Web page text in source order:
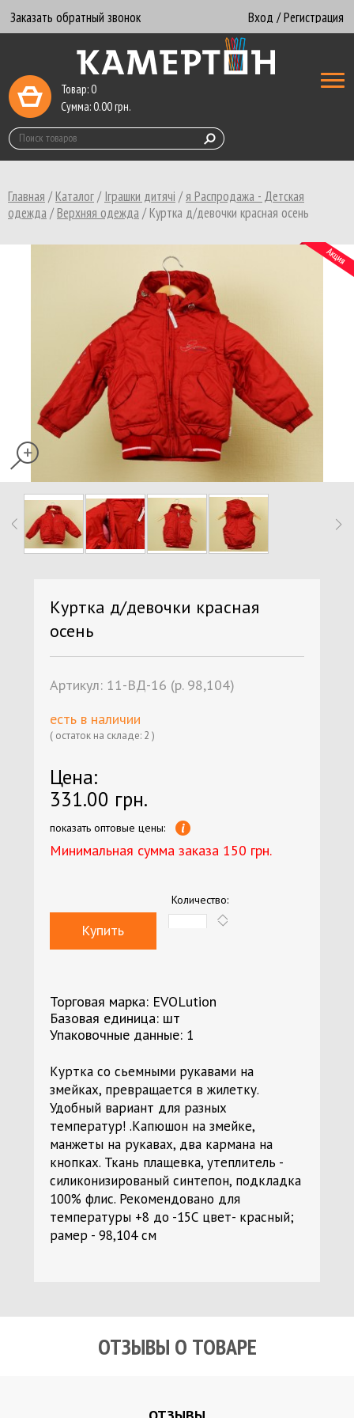
Заказать обратный звонок Вход / Регистрация
Товар:0
Сумма:0.00грн.
Главная /Каталог/Іграшки дитячі /я Распродажа - Детская
одежда /Верхняя одежда /Куртка д/девочки красная осень
Куртка д/девочки красная
осень
Артикул:11-ВД-16 (р. 98,104)
есть в наличии
( остаток на складе: 2 )
Торговая марка: EVOLution
Базовая единица: шт
Упаковочные данные: 1
Куртка со сьемными рукавами на
змейках, превращается в жилетку.
Удобный вариант для разных
температур! .Капюшон на змейке,
манжеты на рукавах, два кармана на
кнопках. Ткань плащевка, утеплитель -
силиконизированый синтепон, подкладка
100% флис. Рекомендовано для
температуры +8 до -15С цвет- красный;
рамер - 98,104 см
Цена:
331.00 грн.
показать оптовые цены:
Минимальная сумма заказа 150 грн.
Количество:
Купить
ОТЗЫВЫ О ТОВАРЕ